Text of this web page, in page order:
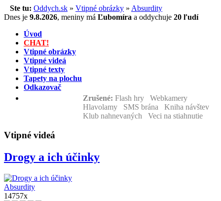
Ste tu: Oddych.sk » Vtipné obrázky » Absurdity
Dnes je 9.8.2026, meniny má Ľubomíra a oddychuje 20 ľudí
Úvod
CHAT!
Vtipné obrázky
Vtipné videá
Vtipné texty
Tapety na plochu
Odkazovač
Zrušené: Flash hry Webkamery
Hlavolamy SMS brána Kniha návštev
Klub nahnevaných Veci na stiahnutie
Vtipné videá
Drogy a ich účinky
Absurdity
14757x